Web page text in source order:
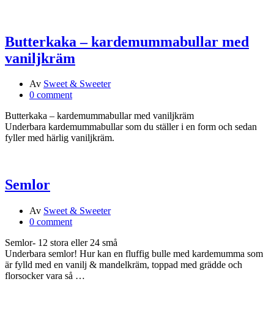
Butterkaka – kardemummabullar med
vaniljkräm
Av Sweet & Sweeter
0 comment
Butterkaka – kardemummabullar med vaniljkräm
Underbara kardemummabullar som du ställer i en form och sedan
fyller med härlig vaniljkräm.
Semlor
Av Sweet & Sweeter
0 comment
Semlor- 12 stora eller 24 små
Underbara semlor! Hur kan en fluffig bulle med kardemumma som
är fylld med en vanilj & mandelkräm, toppad med grädde och
florsocker vara så …